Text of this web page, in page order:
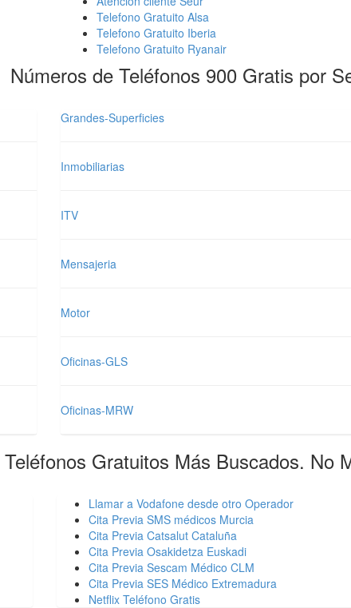
Telefono Gratuito Alsa
Telefono Gratuito Iberia
Telefono Gratuito Ryanair
Números de Teléfonos 900 Gratis por
Grandes-Superficies
Inmobiliarias
ITV
Mensajeria
Motor
Oficinas-GLS
Oficinas-MRW
Teléfonos Gratuitos Más Buscados. No
Llamar a Vodafone desde otro Operador
Cita Previa SMS médicos Murcia
Cita Previa Catsalut Cataluña
Cita Previa Osakidetza Euskadi
Cita Previa Sescam Médico CLM
Cita Previa SES Médico Extremadura
Netflix Teléfono Gratis